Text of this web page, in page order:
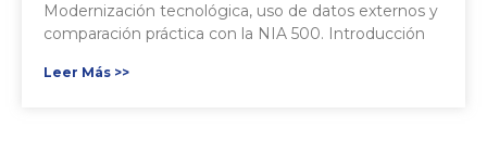
Modernización tecnológica, uso de datos externos y
comparación práctica con la NIA 500. Introducción
Leer Más >>